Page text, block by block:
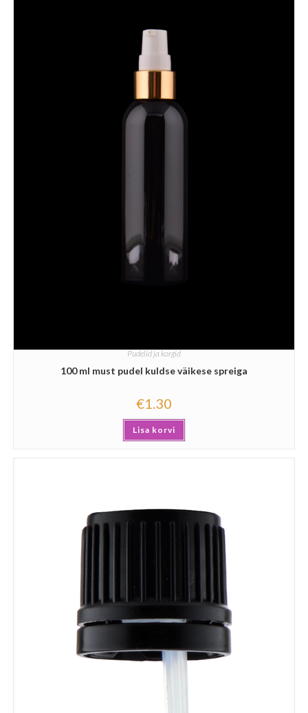
Pudelid ja korgid
100 ml must pudel kuldse väikese spreiga
€1.30
Lisa korvi